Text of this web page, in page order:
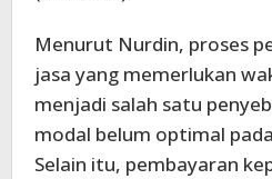
Menurut Nurdin, proses
jasa yang memerlukan
menjadi salah satu
modal belum optimal
Selain itu, pembayaran